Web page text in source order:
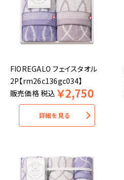
FIOREGALO フェイスタオル
2P【rm26c136gc034】
販売価格税込 ￥2,750
詳細を見る